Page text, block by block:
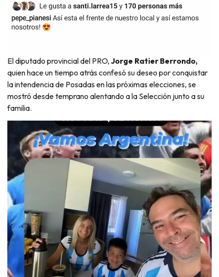
El diputado provincial del PRO, Jorge Ratier Berrondo,
quien hace un tiempo atrás confesó su deseo por conquistar
la intendencia de Posadas en las próximas elecciones, se
mostró desde temprano alentando a la Selección junto a su
familia.